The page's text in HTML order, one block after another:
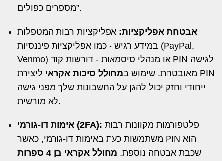
מספרים כפולים”.
אבטחת אפליקציות: אפליקציות רבות המטפלות
במידע רגיש - כמו אפליקציות פיננסיות (PayPal,
Venmo) או מנהלי סיסמאות - דורשות קוד PIN לגישה
מאובטחת. שימוש במחולל סיכות אקראי ליצירת PIN
ייחודי וחזק יכול להגן על החשבונות שלך מפני גישה
לא מורשית.
אימות דו-גורמי (2FA):
משתמשות כעת באימות דו-גורמי, כאשר PIN הוא
שכבת אבטחה נוספת. מחולל אקראי בן 4 ספרות